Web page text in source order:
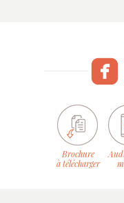
Brochure
à télécharger